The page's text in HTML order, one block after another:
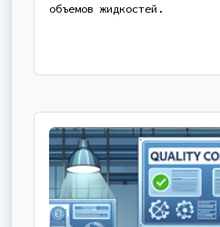
объемов жидкостей.